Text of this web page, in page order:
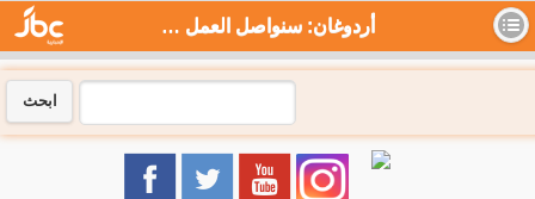
أردوغان: سنواصل العمل حتى نجعل تركيا بين أكبر 10 اقتصادات - جي بي سي نيوز
ابحث